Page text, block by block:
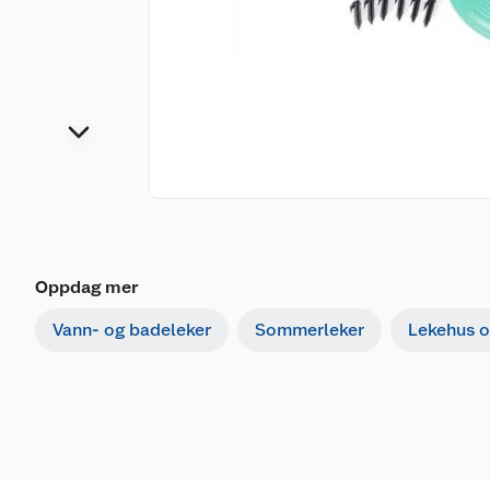
Oppdag mer
Vann- og badeleker Sommerleker Lekehus